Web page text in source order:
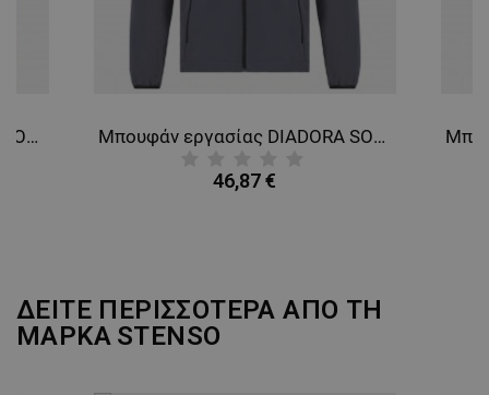
Μπουφάν εργασίας DIADORA SOFTSHELL SMART 2.0 NAVY Μπουφάν εργασίας DIADORA SOFTSHELL SMART 2.0 STEEL GREY
46,87 €
ΔΕΙΤΕ ΠΕΡΙΣΣΟΤΕΡΑ ΑΠΟ ΤΗ
ΜΑΡΚΑ STENSO